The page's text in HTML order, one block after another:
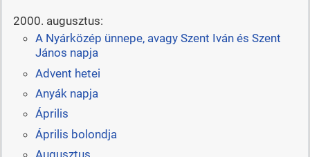
2000. augusztus:
A Nyárközép ünnepe, avagy Szent Iván és Szent
János napja
Advent hetei
Anyák napja
Április
Április bolondja